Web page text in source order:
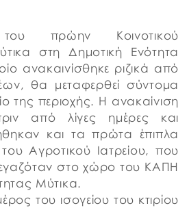
πρώην Κοινοτικού
στη Δημοτική Ενότητα
ανακαινίσθηκε ριζικά από
θα μεταφερθεί σύντομα
της περιοχής. Η ανακαίνιση
από λίγες ημέρες και
και τα πρώτα έπιπλα
του Αγροτικού Ιατρείου, που
στο χώρο του ΚΑΠΗ
Μύτικα.
του ισογείου του κτιρίου